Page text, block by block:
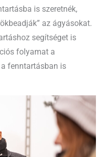
is szeretnék,
az ágyásokat.
segítséget is
folyamat a
a fenntartásban is